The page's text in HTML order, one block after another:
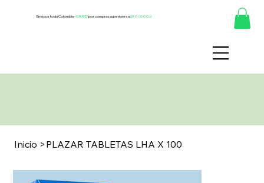
Envíos a toda Colombia -GRATISpor compras superiores a$80.000 Col
Inicio > PLAZAR TABLETAS LHA X 100